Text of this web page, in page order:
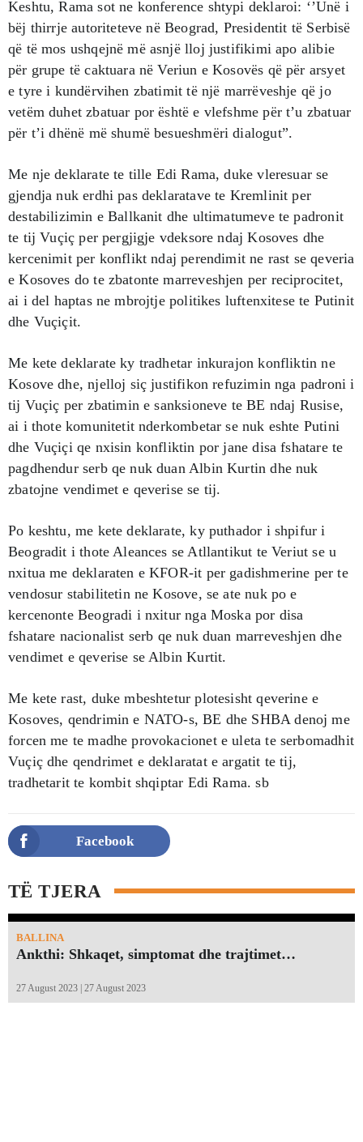
Keshtu, Rama sot ne konference shtypi deklaroi: ‘’Unë i
bëj thirrje autoriteteve në Beograd, Presidentit të Serbisë
që të mos ushqejnë më asnjë lloj justifikimi apo alibie
për grupe të caktuara në Veriun e Kosovës që për arsyet
e tyre i kundërvihen zbatimit të një marrëveshje që jo
vetëm duhet zbatuar por është e vlefshme për t’u zbatuar
për t’i dhënë më shumë besueshmëri dialogut”.
Me nje deklarate te tille Edi Rama, duke vleresuar se
gjendja nuk erdhi pas deklaratave te Kremlinit per
destabilizimin e Ballkanit dhe ultimatumeve te padronit
te tij Vuçiç per pergjigje vdeksore ndaj Kosoves dhe
kercenimit per konflikt ndaj perendimit ne rast se qeveria
e Kosoves do te zbatonte marreveshjen per reciprocitet,
ai i del haptas ne mbrojtje politikes luftenxitese te Putinit
dhe Vuçiçit.
Me kete deklarate ky tradhetar inkurajon konfliktin ne
Kosove dhe, njelloj siç justifikon refuzimin nga padroni i
tij Vuçiç per zbatimin e sanksioneve te BE ndaj Rusise,
ai i thote komunitetit nderkombetar se nuk eshte Putini
dhe Vuçiçi qe nxisin konfliktin por jane disa fshatare te
pagdhendur serb qe nuk duan Albin Kurtin dhe nuk
zbatojne vendimet e qeverise se tij.
Po keshtu, me kete deklarate, ky puthador i shpifur i
Beogradit i thote Aleances se Atllantikut te Veriut se u
nxitua me deklaraten e KFOR-it per gadishmerine per te
vendosur stabilitetin ne Kosove, se ate nuk po e
kercenonte Beogradi i nxitur nga Moska por disa
fshatare nacionalist serb qe nuk duan marreveshjen dhe
vendimet e qeverise se Albin Kurtit.
Me kete rast, duke mbeshtetur plotesisht qeverine e
Kosoves, qendrimin e NATO-s, BE dhe SHBA denoj me
forcen me te madhe provokacionet e uleta te serbomadhit
Vuçiç dhe qendrimet e deklaratat e argatit te tij,
tradhetarit te kombit shqiptar Edi Rama. sb
Facebook
TË TJERA
BALLINA
Ankthi: Shkaqet, simptomat dhe trajtimet…
27 August 2023 | 27 August 2023